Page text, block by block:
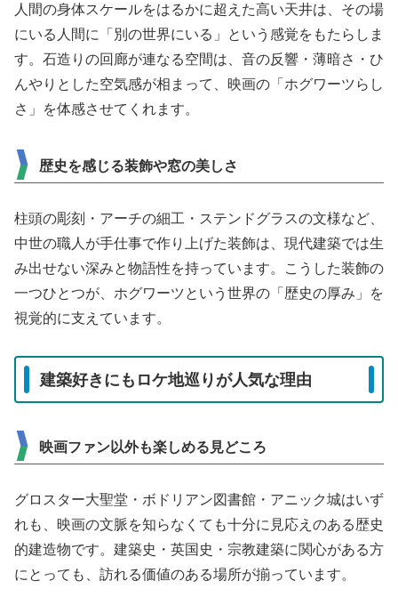
人間の身体スケールをはるかに超えた高い天井は、その場
にいる人間に「別の世界にいる」という感覚をもたらしま
す。石造りの回廊が連なる空間は、音の反響・薄暗さ・ひ
んやりとした空気感が相まって、映画の「ホグワーツらし
さ」を体感させてくれます。
歴史を感じる装飾や窓の美しさ
柱頭の彫刻・アーチの細工・ステンドグラスの文様など、
中世の職人が手仕事で作り上げた装飾は、現代建築では生
み出せない深みと物語性を持っています。こうした装飾の
一つひとつが、ホグワーツという世界の「歴史の厚み」を
視覚的に支えています。
建築好きにもロケ地巡りが人気な理由
映画ファン以外も楽しめる見どころ
グロスター大聖堂・ボドリアン図書館・アニック城はいず
れも、映画の文脈を知らなくても十分に見応えのある歴史
的建造物です。建築史・英国史・宗教建築に関心がある方
にとっても、訪れる価値のある場所が揃っています。